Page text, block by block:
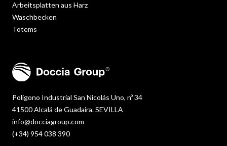
Polígono Industrial San Nicolás Uno, nº 34
41500 Alcalá de Guadaira. SEVILLA
info@docciagroup.com
(+34) 954 038 390
Arbeitsplatten aus Harz
Waschbecken
Totems